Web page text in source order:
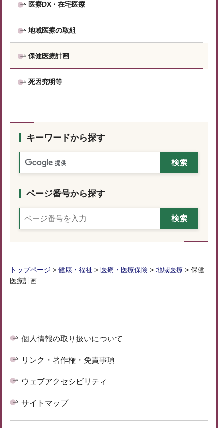
医療DX・在宅医療
地域医療の取組
保健医療計画
死因究明等
キーワードから探す
ページ番号から探す
トップページ > 健康・福祉 > 医療・医療保険 > 地域医療 > 保健
医療計画
個人情報の取り扱いについて
リンク・著作権・免責事項
ウェブアクセシビリティ
サイトマップ